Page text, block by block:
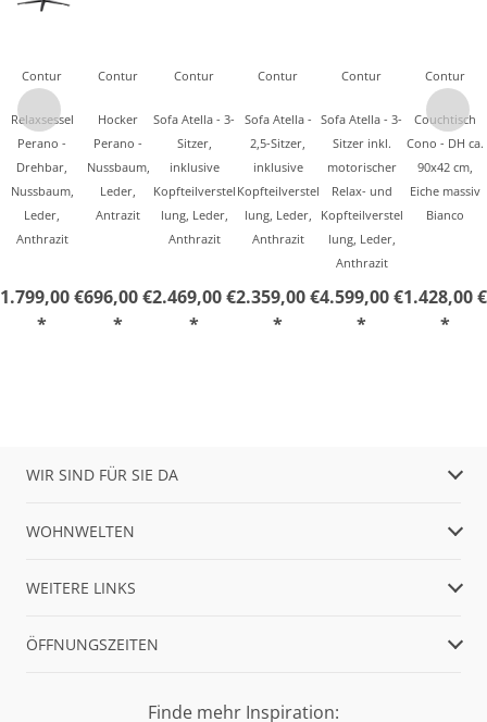
Contur
Relaxsessel
Perano -
Drehbar,
Nussbaum,
Leder,
Anthrazit
1.799,00 €
*
Contur
Hocker
Perano -
Nussbaum,
Leder,
Antrazit
696,00 €
*
Contur
Sofa Atella - 3-
Sitzer,
inklusive
Kopfteilverstel
lung, Leder,
Anthrazit
2.469,00 €
*
Contur
Sofa Atella -
2,5-Sitzer,
inklusive
Kopfteilverstel
lung, Leder,
Anthrazit
2.359,00 €
*
Contur
Sofa Atella - 3-
Sitzer inkl.
motorischer
Relax- und
Kopfteilverstel
lung, Leder,
Anthrazit
4.599,00 €
*
Contur
Couchtisch
Cono - DH ca.
90x42 cm,
Eiche massiv
Bianco
1.428,00 €
*
WIR SIND FÜR SIE DA
WOHNWELTEN
WEITERE LINKS
ÖFFNUNGSZEITEN
Finde mehr Inspiration: